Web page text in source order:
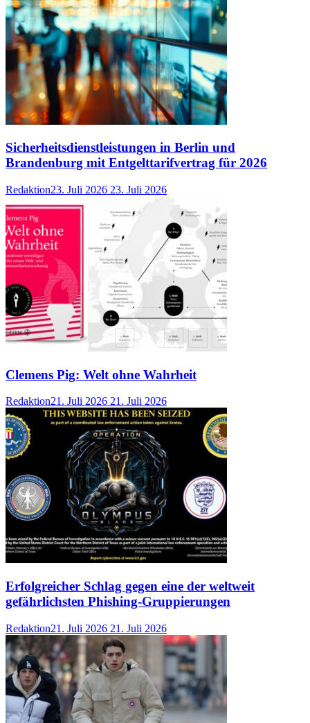
Sicherheitsdienstleistungen in Berlin und
Brandenburg mit Entgelttarifvertrag für 2026
Redaktion23. Juli 2026 23. Juli 2026
Clemens Pig: Welt ohne Wahrheit
Redaktion21. Juli 2026 21. Juli 2026
Erfolgreicher Schlag gegen eine der weltweit
gefährlichsten Phishing-Gruppierungen
Redaktion21. Juli 2026 21. Juli 2026